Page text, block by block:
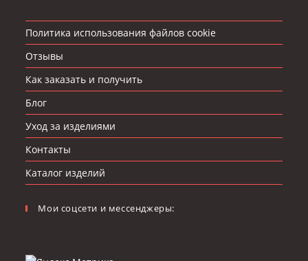
Политика использования файлов cookie
Отзывы
Как заказать и получить
Блог
Уход за изделиями
Контакты
Каталог изделий
Мои соцсети и мессенджеры: